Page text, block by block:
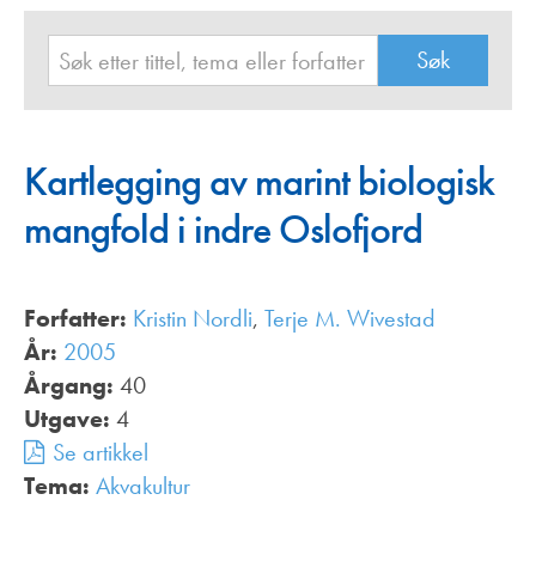
Kartlegging av marint biologisk
mangfold i indre Oslofjord
Forfatter: Kristin Nordli, Terje M. Wivestad
År: 2005
Årgang: 40
Utgave: 4
Se artikkel
Tema: Akvakultur